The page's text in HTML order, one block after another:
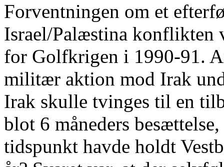
Forventningen om et
Israel/Palæstina konflikten
for Golfkrigen i 1990-91.
militær aktion mod Irak
Irak skulle tvinges til en
blot 6 måneders
tidspunkt havde holdt